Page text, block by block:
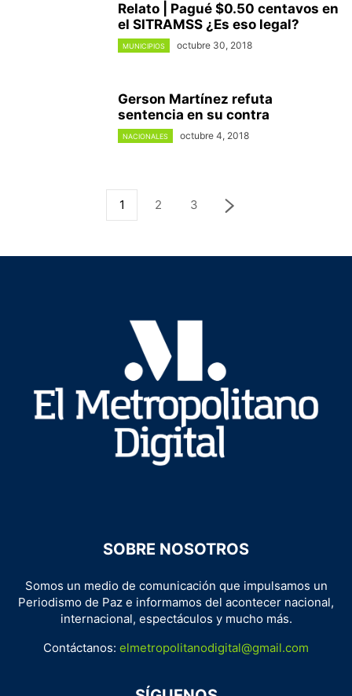
Relato | Pagué $0.50 centavos en
el SITRAMSS ¿Es eso legal?
MUNICIPIOS octubre 30, 2018
Gerson Martínez refuta
sentencia en su contra
NACIONALES octubre 4, 2018
1 2 3
SOBRE NOSOTROS
Somos un medio de comunicación que impulsamos un
Periodismo de Paz e informamos del acontecer nacional,
internacional, espectáculos y mucho más.
Contáctanos: elmetropolitanodigital@gmail.com